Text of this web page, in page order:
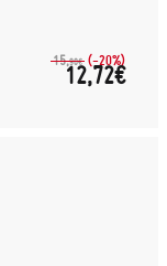
15,90€ (-20%)
12,72€